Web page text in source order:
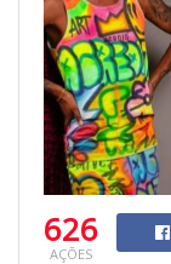
626
AÇÕES